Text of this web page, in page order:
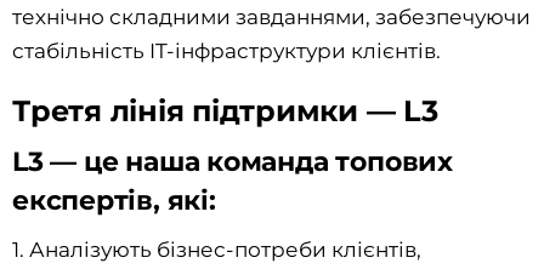
технічно складними завданнями, забезпечуючи
стабільність IT-інфраструктури клієнтів.
Третя лінія підтримки — L3
L3 — це наша команда топових
експертів, які:
1. Аналізують бізнес-потреби клієнтів,